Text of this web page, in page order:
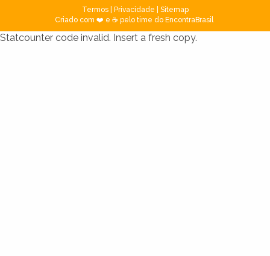
Termos| Privacidade
Sitemap
Criado com ❤️ e ☕ pelo time do EncontraBrasil
Statcounter code invalid. Insert a fresh copy.